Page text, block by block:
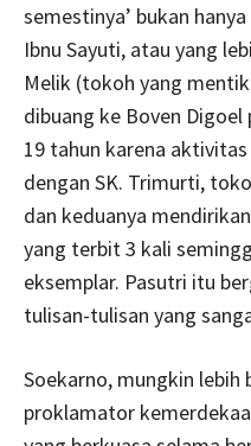
semestinya’ bukan
Ibnu Sayuti, atau yang
Melik (tokoh yang
dibuang ke Boven Digoel
19 tahun karena
dengan SK. Trimurti,
dan keduanya
yang terbit 3 kali
eksemplar. Pasutri itu
tulisan-tulisan yang
Soekarno, mungkin lebih
proklamator